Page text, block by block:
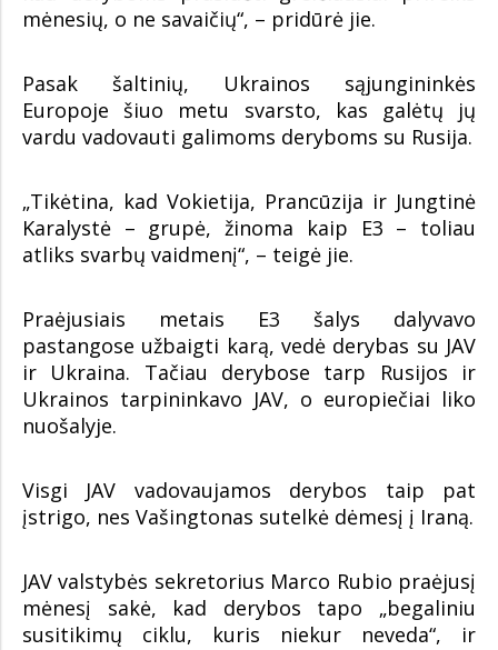
mėnesių, o ne savaičių“, – pridūrė jie.
Pasak šaltinių, Ukrainos sąjungininkės
Europoje šiuo metu svarsto, kas galėtų jų
vardu vadovauti galimoms deryboms su Rusija.
„Tikėtina, kad Vokietija, Prancūzija ir Jungtinė
Karalystė – grupė, žinoma kaip E3 – toliau
atliks svarbų vaidmenį“, – teigė jie.
Praėjusiais metais E3 šalys dalyvavo
pastangose užbaigti karą, vedė derybas su JAV
ir Ukraina. Tačiau derybose tarp Rusijos ir
Ukrainos tarpininkavo JAV, o europiečiai liko
nuošalyje.
Visgi JAV vadovaujamos derybos taip pat
įstrigo, nes Vašingtonas sutelkė dėmesį į Iraną.
JAV valstybės sekretorius Marco Rubio praėjusį
mėnesį sakė, kad derybos tapo „begaliniu
susitikimų ciklu, kuris niekur neveda“, ir